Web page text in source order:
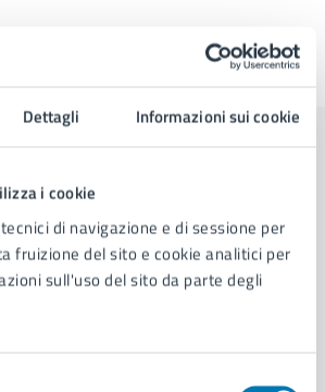
Dettagli Informazioni sui cookie
i cookie
di navigazione e di sessione per
fruizione del sito e cookie analitici per
sull'uso del sito da parte degli
correlati